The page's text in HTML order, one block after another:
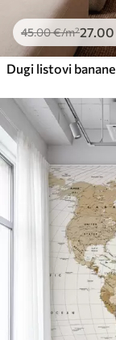
45.00€/m²27.00
Dugi listovi banane